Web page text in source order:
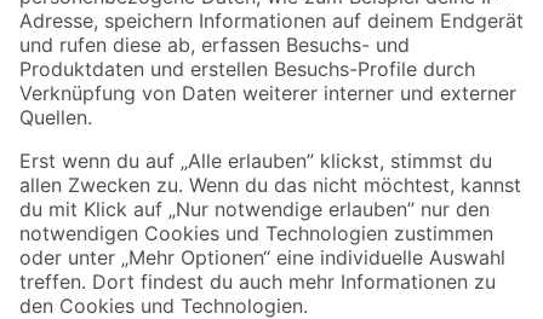
Zahlungsarten Versandarten
Sicher einkaufen
Jetzt die toom-App herunterladen